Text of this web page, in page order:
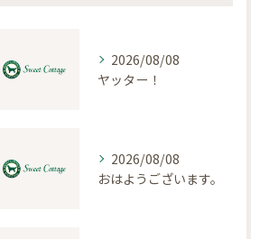
2026/08/08
ヤッター！
2026/08/08
おはようございます。